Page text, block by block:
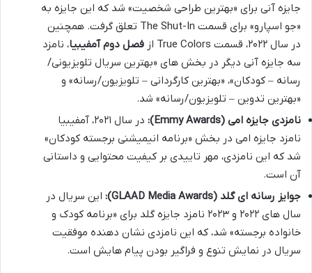
جایزه آنی برای «بهترین طراحی شخصیت» شد که این جایزه به
«جو اسپارو» برای قسمت The Shut-In تعلق گرفت. همچنین
در سال ۲۰۲۲، قسمت True Colors از
فصل دوم آمفیبیا، نامزد
سه جایزه آنی دیگر در بخش های «بهترین سریال تلویزیونی/
رسانه – کودکان»، «بهترین کارگردانی – تلویزیون/رسانه» و
«بهترین تدوین – تلویزیون/رسانه» شد.
نامزدی جایزه امی (Emmy Awards):
در سال ۲۰۲۱، آمفیبیا
نامزد جایزه امی در بخش «برنامه انیمیشنی برجسته کودکان»
شد که این نامزدی، مهر تاییدی بر کیفیت محتوایی و داستانی
آن است.
جوایز رسانه ای گلد (GLAAD Media Awards):
این سریال در
سال های ۲۰۲۲ و ۲۰۲۳ نامزد جایزه گلد برای «برنامه کودک و
خانواده برجسته» شد، که این نامزدی نشان دهنده موفقیت
سریال در نمایش تنوع و فراگیر بودن پیام هایش است.